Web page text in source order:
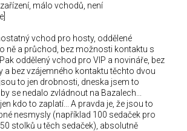
málo vchodů, není
vchod pro hosty, oddělené
ně a průchod, bez možnosti kontaktu s
oddělený vchod pro VIP a novináře, bez
a bez vzájemného kontaktu těchto dvou
to jen drobnosti, dneska jsem to
se nedalo zvládnout na Bazalech...
kdo to zaplatí... A pravda je, že jsou to
nesmysly (například 100 sedaček pro
stolků u těch sedaček), absolutně